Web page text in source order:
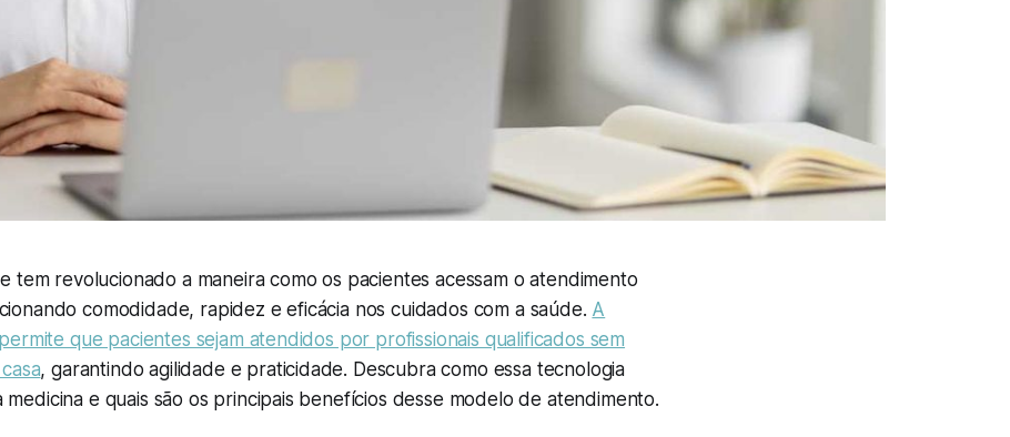
tem revolucionado a maneira como os pacientes acessam o atendimento
comodidade, rapidez e eficácia nos cuidados com a saúde. A
que pacientes sejam atendidos por profissionais qualificados sem
, garantindo agilidade e praticidade. Descubra como essa tecnologia
medicina e quais são os principais benefícios desse modelo de atendimento.